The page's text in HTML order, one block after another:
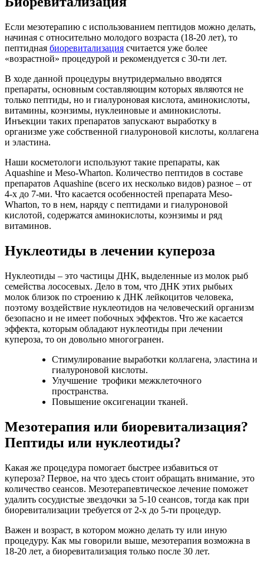
Если мезотерапию с использованием пептидов можно делать,
начиная с относительно молодого возраста (18-20 лет), то
пептидная биоревитализация считается уже более
«возрастной» процедурой и рекомендуется с 30-ти лет.
В ходе данной процедуры внутридермально вводятся
препараты, основным составляющим которых являются не
только пептиды, но и гиалуроновая кислота, аминокислоты,
витамины, коэнзимы, нуклеиновые и аминокислоты.
Инъекции таких препаратов запускают выработку в
организме уже собственной гиалуроновой кислоты, коллагена
и эластина.
Наши косметологи используют такие препараты, как
Aquashine и Meso-Wharton. Количество пептидов в составе
препаратов Aquashine (всего их несколько видов) разное – от
4-х до 7-ми. Что касается особенностей препарата Meso-
Wharton, то в нем, наряду с пептидами и гиалуроновой
кислотой, содержатся аминокислоты, коэнзимы и ряд
витаминов.
Нуклеотиды в лечении купероза
Нуклеотиды – это частицы ДНК, выделенные из молок рыб
семейства лососевых. Дело в том, что ДНК этих рыбьих
молок близок по строению к ДНК лейкоцитов человека,
поэтому воздействие нуклеотидов на человеческий организм
безопасно и не имеет побочных эффектов. Что же касается
эффекта, которым обладают нуклеотиды при лечении
купероза, то он довольно многогранен.
Стимулирование выработки коллагена, эластина и
гиалуроновой кислоты.
Улучшение трофики межклеточного
пространства.
Повышение оксигенации тканей.
Мезотерапия или биоревитализация?
Пептиды или нуклеотиды?
Какая же процедура помогает быстрее избавиться от
купероза? Первое, на что здесь стоит обращать внимание, это
количество сеансов. Мезотерапевтическое лечение поможет
удалить сосудистые звездочки за 5-10 сеансов, тогда как при
биоревитализации требуется от 2-х до 5-ти процедур.
Важен и возраст, в котором можно делать ту или иную
процедуру. Как мы говорили выше, мезотерапия возможна в
18-20 лет, а биоревитализация только после 30 лет.